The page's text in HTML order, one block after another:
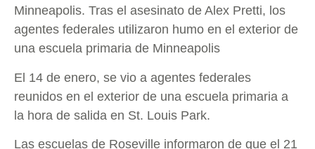
Minneapolis. Tras el asesinato de Alex Pretti, los
agentes federales utilizaron humo en el exterior de
una escuela primaria de Minneapolis
El 14 de enero, se vio a agentes federales
reunidos en el exterior de una escuela primaria a
la hora de salida en St. Louis Park.
Las escuelas de Roseville informaron de que el 21